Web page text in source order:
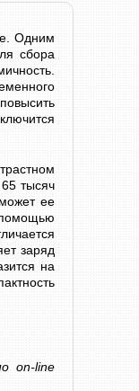
ВАЛЮТ DOCASH
Одним
сбора
тысяч
ее
заряд
на
on-line